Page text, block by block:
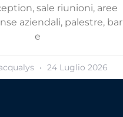
sale riunioni, aree
aziendali, palestre, bar
e
24 Luglio 2026